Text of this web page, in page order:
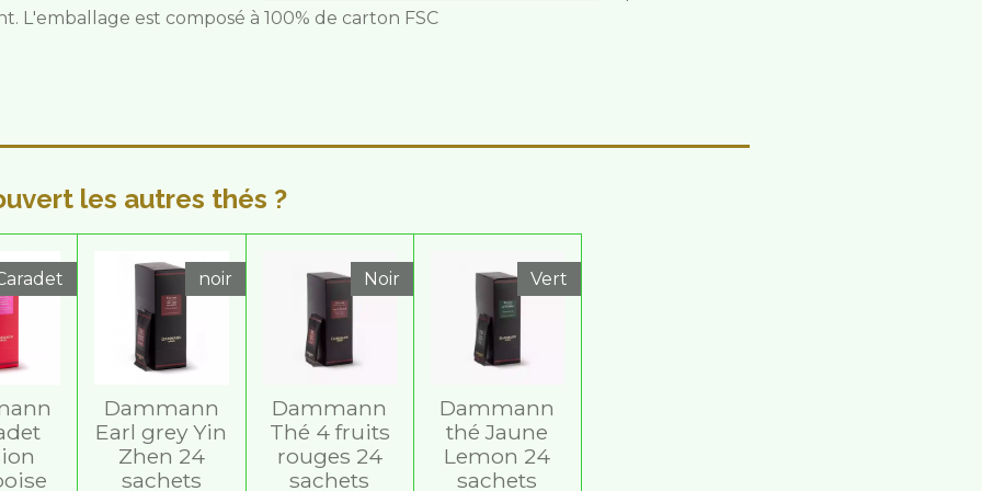
L'emballage est composé à 100% de carton FSC
les autres thés ?
noir
Dammann
Earl grey Yin
Zhen 24
sachets
Noir
Dammann
Thé 4 fruits
rouges 24
sachets
Vert
Dammann
thé Jaune
Lemon 24
sachets